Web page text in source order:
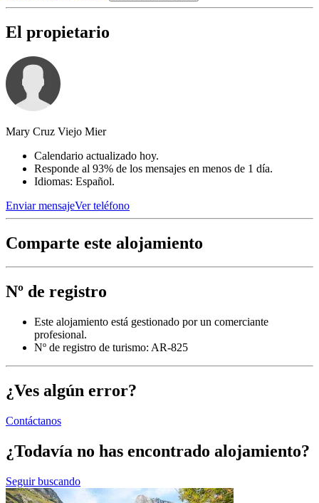
El propietario
Mary Cruz Viejo Mier
Calendario actualizado hoy.
Responde al 93% de los mensajes en menos de 1 día.
Idiomas: Español.
Enviar mensajeVer teléfono
Comparte este alojamiento
Nº de registro
Este alojamiento está gestionado por un comerciante
profesional.
Nº de registro de turismo: AR-825
¿Ves algún error?
Contáctanos
¿Todavía no has encontrado alojamiento?
Seguir buscando